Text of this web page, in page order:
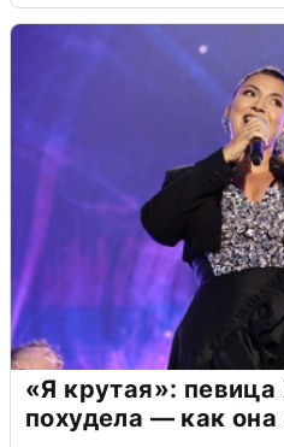
«Я крутая»:
похудела — как она